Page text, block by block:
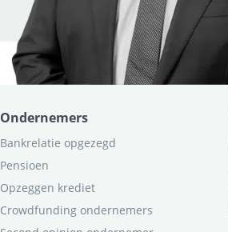
Ondernemers
Bankrelatie opgezegd
Pensioen
Opzeggen krediet
Crowdfunding ondernemers